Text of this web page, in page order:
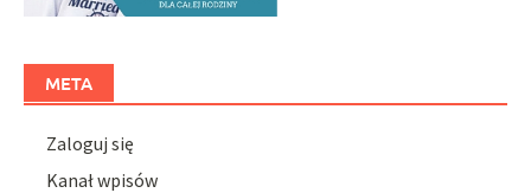
META
Zaloguj się
Kanał wpisów